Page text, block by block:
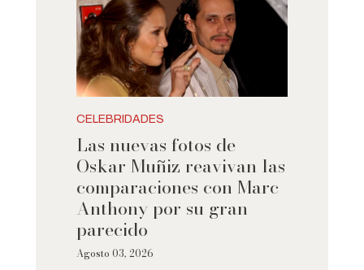
CELEBRIDADES
Las nuevas fotos de
Oskar Muñiz reavivan las
comparaciones con Marc
Anthony por su gran
parecido
Agosto 03, 2026